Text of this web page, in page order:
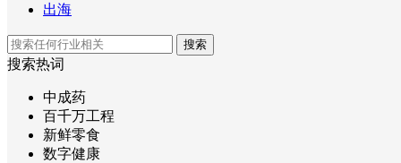
出海
搜索
搜索热词
中成药
百千万工程
新鲜零食
数字健康